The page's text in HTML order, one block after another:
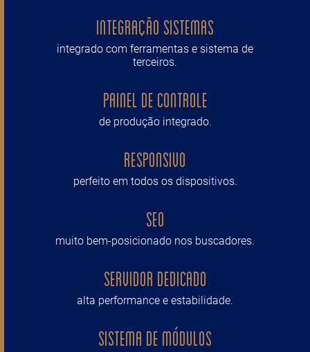
Integração Sistemas
integrado com ferramentas e sistema de
terceiros.
Painel de Controle
de produção integrado.
Responsivo
perfeito em todos os dispositivos.
SEO
muito bem-posicionado nos buscadores.
Servidor Dedicado
alta performance e estabilidade.
Sistema de módulos